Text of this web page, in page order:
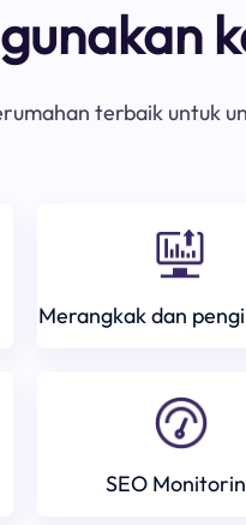
terbaik untuk
Merangkak dan
SEO